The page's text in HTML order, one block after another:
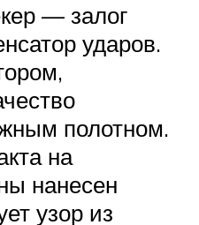
— залог
ударов.
полотном.
на
нанесен
узор из